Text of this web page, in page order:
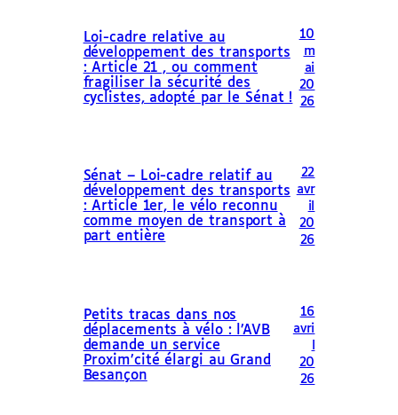
Loi-cadre relative au
développement des transports
: Article 21 , ou comment
fragiliser la sécurité des
cyclistes, adopté par le Sénat !
10
m
ai
20
26
Sénat – Loi-cadre relatif au
développement des transports
: Article 1er, le vélo reconnu
comme moyen de transport à
part entière
22
avr
il
20
26
Petits tracas dans nos
déplacements à vélo : l’AVB
demande un service
Proxim’cité élargi au Grand
Besançon
16
avri
20
26